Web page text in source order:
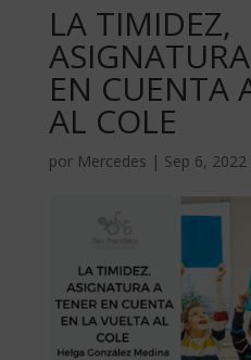
LA TIMIDEZ,
EN CUENTA
AL COLE
por Mercedes | Sep 6, 2022